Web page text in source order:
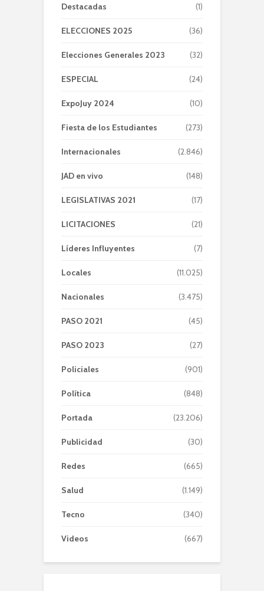
Destacadas (1)
ELECCIONES 2025 (36)
Elecciones Generales 2023 (32)
ESPECIAL (24)
ExpoJuy 2024 (10)
Fiesta de los Estudiantes (273)
Internacionales (2.846)
JAD en vivo (148)
LEGISLATIVAS 2021 (17)
LICITACIONES (21)
Líderes Influyentes (7)
Locales (11.025)
Nacionales (3.475)
PASO 2021 (45)
PASO 2023 (27)
Policiales (901)
Política (848)
Portada (23.206)
Publicidad (30)
Redes (665)
Salud (1.149)
Tecno (340)
Videos (667)